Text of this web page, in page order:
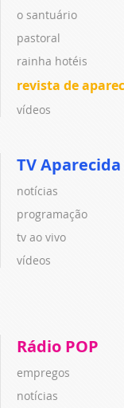
o santuário
pastoral
rainha hotéis
revista de
vídeos
TV Aparecida
notícias
programação
tv ao vivo
vídeos
Rádio POP
empregos
notícias